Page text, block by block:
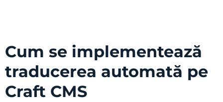
Cum se implementează
traducerea automată pe
Craft CMS